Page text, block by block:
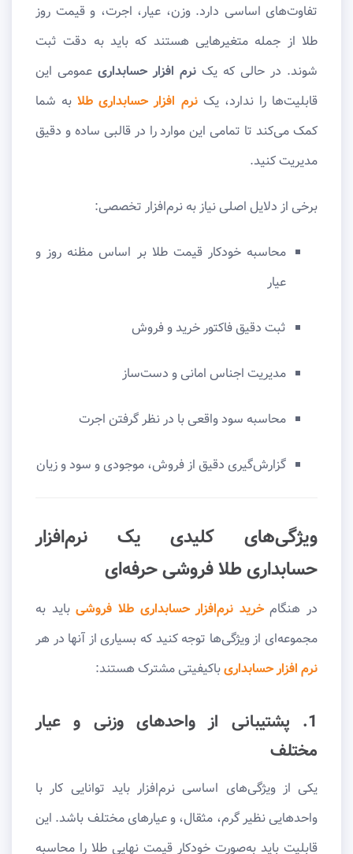
تفاوت‌های اساسی دارد. وزن، عیار، اجرت، و قیمت روز
طلا از جمله متغیرهایی هستند که باید به دقت ثبت
شوند. در حالی که یک نرم افزار حسابداری عمومی این
قابلیت‌ها را ندارد، یکنرم‌ افزار حسابداری طلا به شما
کمک می‌کند تا تمامی این موارد را در قالبی ساده و دقیق
مدیریت کنید.
برخی از دلایل اصلی نیاز به نرم‌افزار تخصصی:
محاسبه خودکار قیمت طلا بر اساس مظنه روز و
عیار
ثبت دقیق فاکتور خرید و فروش
مدیریت اجناس امانی و دست‌ساز
محاسبه سود واقعی با در نظر گرفتن اجرت
گزارش‌گیری دقیق از فروش، موجودی و سود و زیان
ویژگی‌های کلیدی یک نرم‌افزار
حسابداری طلا فروشی حرفه‌ای
در هنگامخرید نرم‌افزار حسابداری طلا فروشیباید به
مجموعه‌ای از ویژگی‌ها توجه کنید که بسیاری از آنها در هر
نرم افزار حسابداریباکیفیتی مشترک هستند:
1. پشتیبانی از واحدهای وزنی و عیار
مختلف
یکی از ویژگی‌های اساسی نرم‌افزار باید توانایی کار با
واحدهایی نظیر گرم، مثقال، و عیارهای مختلف باشد. این
قابلیت باید به‌صورت خودکار قیمت نهایی طلا را محاسبه